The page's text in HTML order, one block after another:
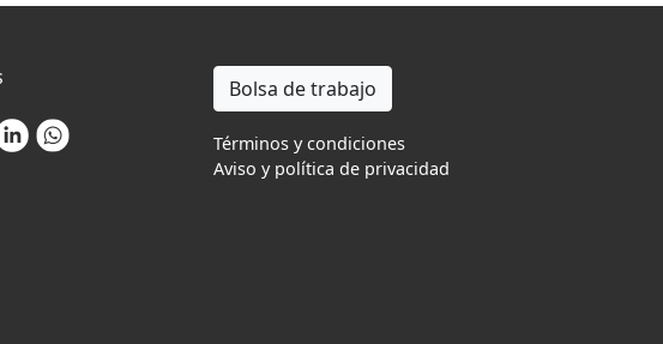
Bolsa de trabajo
Términos y condiciones
Aviso y política de privacidad